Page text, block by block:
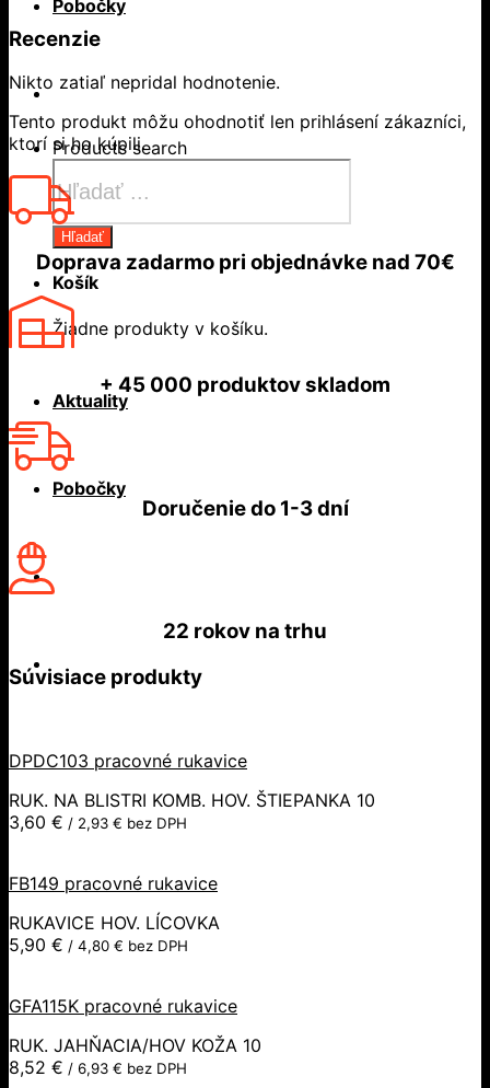
Pobočky
Products search
Hľadať
Košík
Žiadne produkty v košíku.
Aktuality
Pobočky
Recenzie
Nikto zatiaľ nepridal hodnotenie.
Tento produkt môžu ohodnotiť len prihlásení zákazníci,
ktorí si ho kúpili.
Doprava zadarmo pri objednávke nad 70€
+ 45 000 produktov skladom
Doručenie do1-3 dní
22 rokov na trhu
Súvisiace produkty
DPDC103 pracovné rukavice
RUK. NA BLISTRI KOMB. HOV. ŠTIEPANKA 10
3,60 € / 2,93 € bez DPH
FB149 pracovné rukavice
RUKAVICE HOV. LÍCOVKA
5,90 € / 4,80 € bez DPH
GFA115K pracovné rukavice
RUK. JAHŇACIA/HOV KOŽA 10
8,52 € / 6,93 € bez DPH